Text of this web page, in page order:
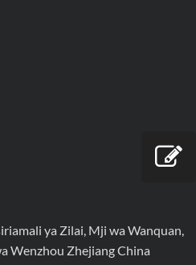
ya Zilai, Mji wa Wanquan,
Wenzhou Zhejiang China